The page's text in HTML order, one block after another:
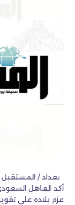
بغداد / المستقبل
أكد العاهل
عزم بلاده على